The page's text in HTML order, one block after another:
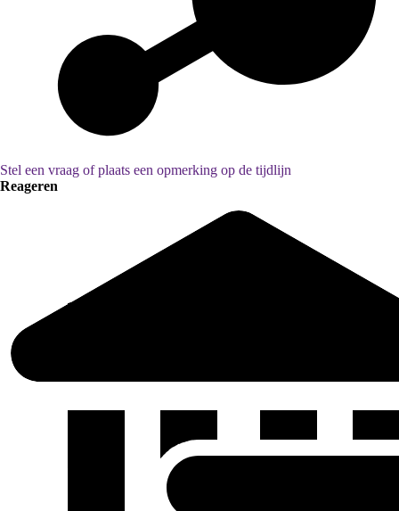
Stel een vraag of plaats een opmerking op de tijdlijn
Reageren